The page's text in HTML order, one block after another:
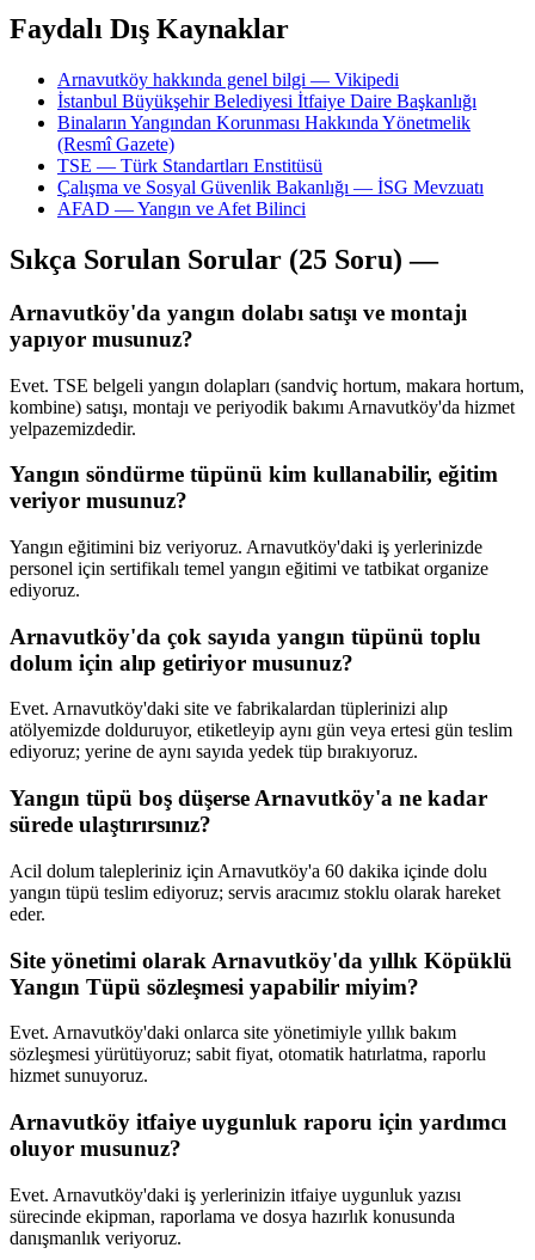
Faydalı Dış Kaynaklar
Arnavutköy hakkında genel bilgi — Vikipedi
İstanbul Büyükşehir Belediyesi İtfaiye Daire Başkanlığı
Binaların Yangından Korunması Hakkında Yönetmelik
(Resmî Gazete)
TSE — Türk Standartları Enstitüsü
Çalışma ve Sosyal Güvenlik Bakanlığı — İSG Mevzuatı
AFAD — Yangın ve Afet Bilinci
Sıkça Sorulan Sorular (25 Soru) —
Arnavutköy'da yangın dolabı satışı ve montajı
yapıyor musunuz?
Evet. TSE belgeli yangın dolapları (sandviç hortum, makara hortum,
kombine) satışı, montajı ve periyodik bakımı Arnavutköy'da hizmet
yelpazemizdedir.
Yangın söndürme tüpünü kim kullanabilir, eğitim
veriyor musunuz?
Yangın eğitimini biz veriyoruz. Arnavutköy'daki iş yerlerinizde
personel için sertifikalı temel yangın eğitimi ve tatbikat organize
ediyoruz.
Arnavutköy'da çok sayıda yangın tüpünü toplu
dolum için alıp getiriyor musunuz?
Evet. Arnavutköy'daki site ve fabrikalardan tüplerinizi alıp
atölyemizde dolduruyor, etiketleyip aynı gün veya ertesi gün teslim
ediyoruz; yerine de aynı sayıda yedek tüp bırakıyoruz.
Yangın tüpü boş düşerse Arnavutköy'a ne kadar
sürede ulaştırırsınız?
Acil dolum talepleriniz için Arnavutköy'a 60 dakika içinde dolu
yangın tüpü teslim ediyoruz; servis aracımız stoklu olarak hareket
eder.
Site yönetimi olarak Arnavutköy'da yıllık Köpüklü
Yangın Tüpü sözleşmesi yapabilir miyim?
Evet. Arnavutköy'daki onlarca site yönetimiyle yıllık bakım
sözleşmesi yürütüyoruz; sabit fiyat, otomatik hatırlatma, raporlu
hizmet sunuyoruz.
Arnavutköy itfaiye uygunluk raporu için yardımcı
oluyor musunuz?
Evet. Arnavutköy'daki iş yerlerinizin itfaiye uygunluk yazısı
sürecinde ekipman, raporlama ve dosya hazırlık konusunda
danışmanlık veriyoruz.